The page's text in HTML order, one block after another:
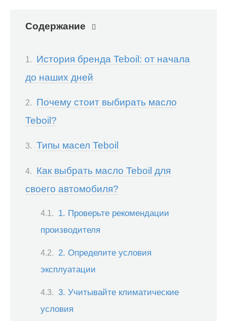
Содержание
История бренда Teboil: от начала
до наших дней
Почему стоит выбирать масло
Teboil?
Типы масел Teboil
Как выбрать масло Teboil для
своего автомобиля?
1. Проверьте рекомендации
производителя
2. Определите условия
эксплуатации
3. Учитывайте климатические
условия